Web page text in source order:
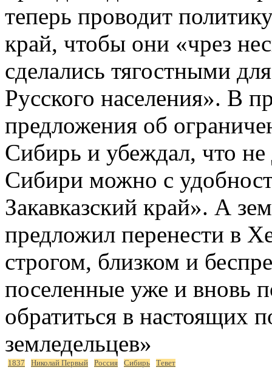
теперь проводит
край, чтобы они «чрез
сделались тягостными
Русского населения». В
предложения об
Сибирь и убеждал, что
Сибири можно с
Закавказский край». А
предложил перенести в
строгом, близком и
поселенные уже и вновь
обратиться в настоящих
земледельцев»
1837 Николай Первый Россия Сибирь Тевет